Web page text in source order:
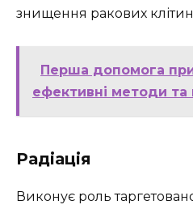
знищення ракових
Перша допомога
ефективні методи та
Радіація
Виконує роль